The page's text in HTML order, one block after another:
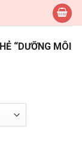
“DƯỠNG MÔI